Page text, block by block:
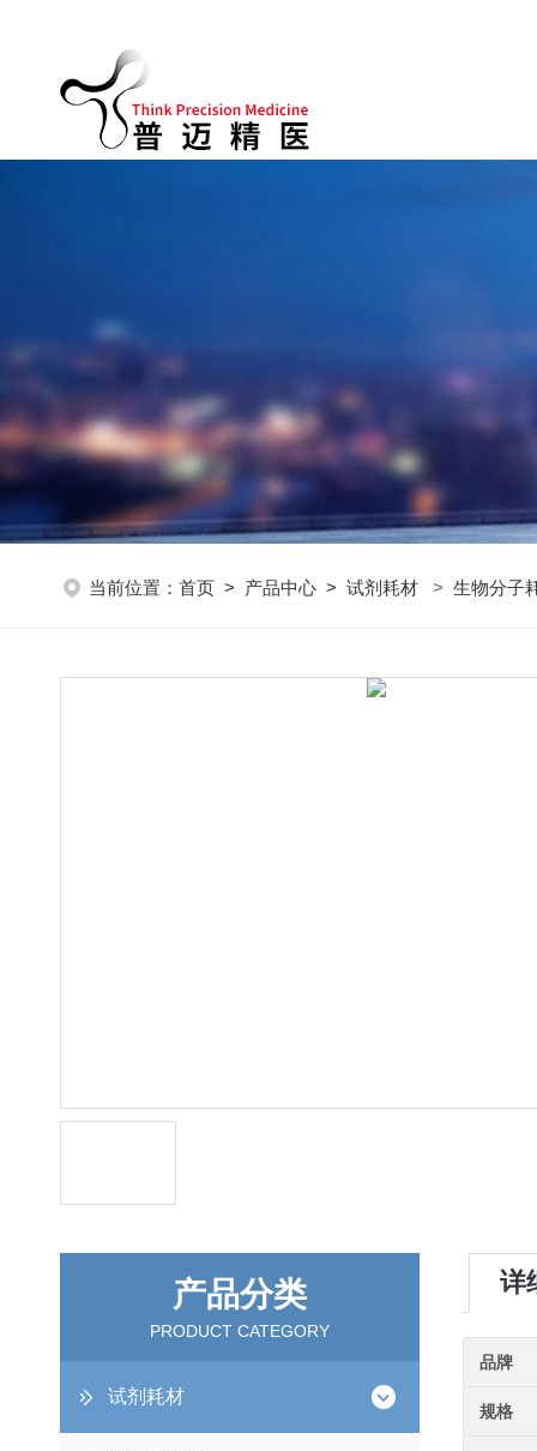
当前位置： 首页 > 产品中心 > 试剂耗材 > 生物分子
产品分类
PRODUCT CATEGORY
试剂耗材
详
品牌
规格